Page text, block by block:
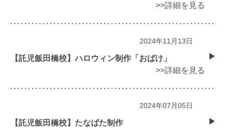
>>詳細を見る
2024年11月13日
【託児飯田橋校】ハロウィン制作「おばけ」
>>詳細を見る
2024年07月05日
【託児飯田橋校】たなばた制作